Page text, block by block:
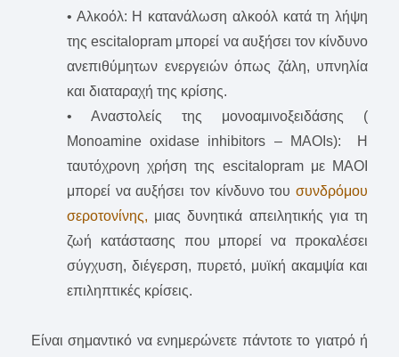
• Αλκοόλ: Η κατανάλωση αλκοόλ κατά τη λήψη
της escitalopram μπορεί να αυξήσει τον κίνδυνο
ανεπιθύμητων ενεργειών όπως ζάλη, υπνηλία
και διαταραχή της κρίσης.
• Αναστολείς της μονοαμινοξειδάσης (
Monoamine oxidase inhibitors – MAOIs): Η
ταυτόχρονη χρήση της escitalopram με ΜΑΟΙ
μπορεί να αυξήσει τον κίνδυνο του συνδρόμου
σεροτονίνης, μιας δυνητικά απειλητικής για τη
ζωή κατάστασης που μπορεί να προκαλέσει
σύγχυση, διέγερση, πυρετό, μυϊκή ακαμψία και
επιληπτικές κρίσεις.
Είναι σημαντικό να ενημερώνετε πάντοτε το γιατρό ή